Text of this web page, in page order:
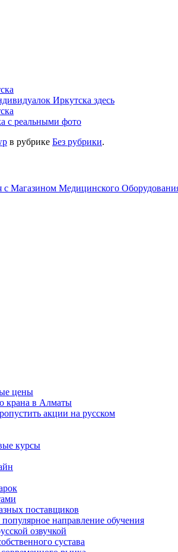
Иркутска здесь
с реальными фото
в рубрике Без рубрики.
Магазином Медицинского
цены
крана в Алматы
акции на русском
курсы
поставщиков
направление обучения
озвучкой
сустава